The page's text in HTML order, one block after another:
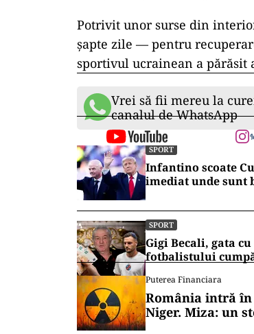
Potrivit unor surse din
șapte zile — pentru
sportivul ucrainean a părăsit
Vrei să fii mereu la
canalul de WhatsApp
SPORT
Infantino scoate
imediat unde sunt
SPORT
Gigi Becali, gata
fotbalistului
Puterea Financiara
România intră
Niger. Miza: un